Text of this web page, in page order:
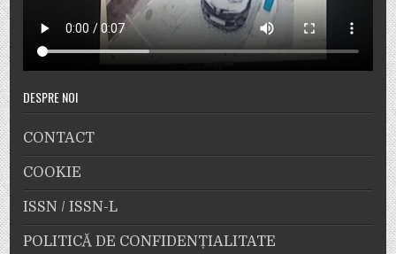
DESPRE NOI
CONTACT
COOKIE
ISSN / ISSN-L
POLITICĂ DE CONFIDENȚIALITATE